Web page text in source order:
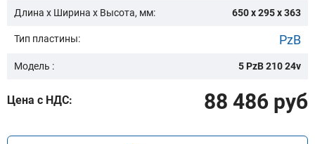
Длина х Ширина х Высота, мм: 650 x 295 x 363
Тип пластины: PzB
Модель : 5 PzB 210 24v
Цена с НДС: 88 486 руб